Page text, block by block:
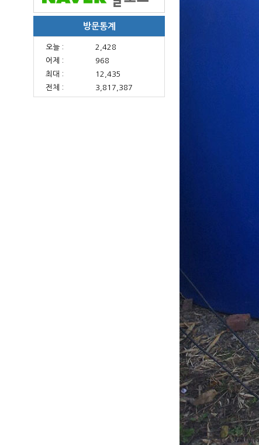
방문통계
오늘 :
2,428
어제 :
968
최대 :
12,435
전체 :
3,817,387